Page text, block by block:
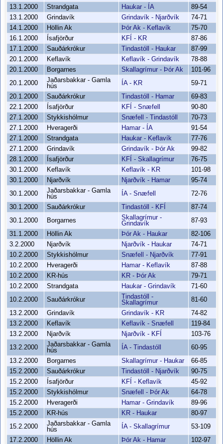
13.1.2000 Strandgata Haukar - ÍA
89-54
13.1.2000
Grindavík Grindavík - Njarðvík
74-71
14.1.2000
Höllin Ak Þór Ak - Keflavík
75-70
16.1.2000
Ísafjörður KFÍ - KR
87-86
17.1.2000
Sauðárkrókur Tindastóll - Haukar
87-99
20.1.2000
Keflavík Keflavík - Grindavík
78-88
20.1.2000
Borgarnes Skallagrímur - Þór Ak
101-96
20.1.2000
Jaðarsbakkar - Gamla
hús
ÍA - KR
59-71
20.1.2000
Sauðárkrókur Tindastóll - Hamar
69-83
22.1.2000
Ísafjörður KFÍ - Snæfell
90-80
27.1.2000
Stykkishólmur Snæfell - Tindastóll
70-73
27.1.2000
Hveragerði Hamar - ÍA
91-54
27.1.2000
Strandgata Haukar - Keflavík
77-76
27.1.2000
Grindavík Grindavík - Þór Ak
99-82
28.1.2000
Ísafjörður KFÍ - Skallagrímur
76-75
30.1.2000
Keflavík Keflavík - KR
101-98
30.1.2000
Njarðvík Njarðvík - Hamar
95-74
30.1.2000
Jaðarsbakkar - Gamla
hús
ÍA - Snæfell
72-76
30.1.2000
Sauðárkrókur Tindastóll - KFÍ
87-74
30.1.2000
Borgarnes
Skallagrímur -
Grindavík
87-93
31.1.2000
Höllin Ak Þór Ak - Haukar
82-106
3.2.2000
Njarðvík Njarðvík - Haukar
74-71
10.2.2000
Stykkishólmur Snæfell - Njarðvík
77-91
10.2.2000
Hveragerði Hamar - Keflavík
87-88
10.2.2000
KR-hús KR - Þór Ak
79-71
10.2.2000
Strandgata Haukar - Grindavík
71-60
10.2.2000
Sauðárkrókur
Tindastóll -
Skallagrímur
81-60
13.2.2000
Grindavík Grindavík - KR
74-82
13.2.2000
Keflavík Keflavík - Snæfell
119-84
13.2.2000
Njarðvík Njarðvík - KFÍ
103-76
13.2.2000
Jaðarsbakkar - Gamla
hús
ÍA - Tindastóll
60-95
13.2.2000
Borgarnes Skallagrímur - Haukar
66-85
15.2.2000
Sauðárkrókur Tindastóll - Njarðvík
90-75
15.2.2000
Ísafjörður KFÍ - Keflavík
45-92
15.2.2000
Stykkishólmur Snæfell - Þór Ak
64-78
15.2.2000
Hveragerði Hamar - Grindavík
89-96
15.2.2000
KR-hús KR - Haukar
80-97
15.2.2000
Jaðarsbakkar - Gamla
hús
ÍA - Skallagrímur
53-109
17.2.2000
Höllin Ak Þór Ak - Hamar
102-97